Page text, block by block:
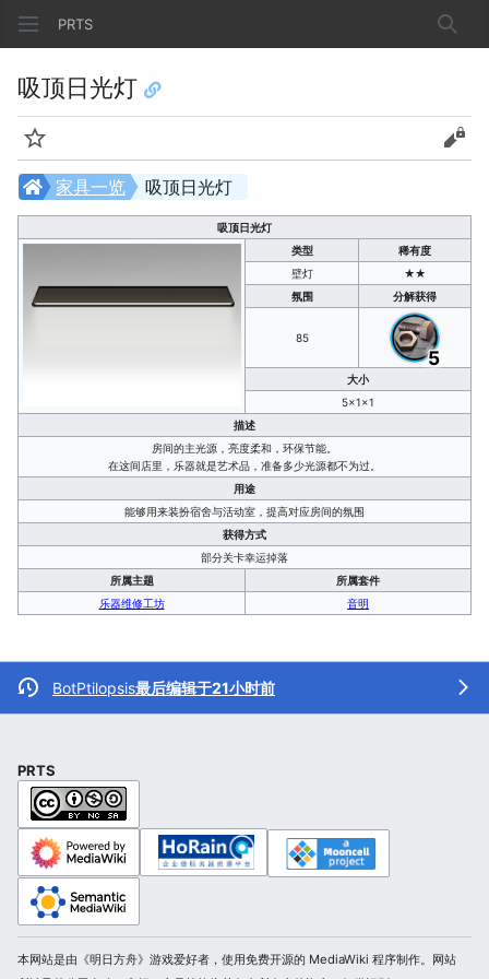
PRTS 搜索
吸顶日光灯
监视 查看
吸顶日光灯
家具一览
吸顶日光灯
类型
稀有度
壁灯
★★
氛围
分解获得
85
5
大小
5×1×1
描述
房间的主光源，亮度柔和，环保节能。
在这间店里，乐器就是艺术品，准备多少光源都不为过。
用途
能够用来装扮宿舍与活动室，提高对应房间的氛围
获得方式
部分关卡幸运掉落
所属主题
所属套件
乐器维修工坊
音明
BotPtilopsis最后编辑于21小时前
PRTS
本网站是由《明日方舟》游戏爱好者，使用免费开源的 MediaWiki 程序制作。网站